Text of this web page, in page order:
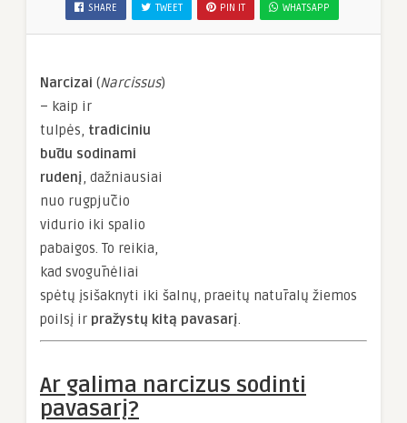
SHARE TWEET PIN IT WHATSAPP
Narcizai (Narcissus)
– kaip ir
tulpės, tradiciniu
būdu sodinami
rudenį, dažniausiai
nuo rugpjūčio
vidurio iki spalio
pabaigos. To reikia,
kad svogūnėliai
spėtų įsišaknyti iki šalnų, praeitų natūralų žiemos
poilsį ir pražystų kitą pavasarį.
Ar galima narcizus sodinti
pavasarį?